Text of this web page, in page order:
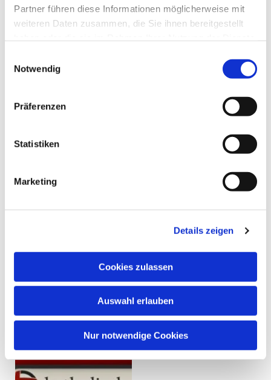
Partner führen diese Informationen möglicherweise mit
weiteren Daten zusammen, die Sie ihnen bereitgestellt
Notwendig
Präferenzen
Statistiken
Marketing
Details zeigen
Cookies zulassen
Auswahl erlauben
Nur notwendige Cookies